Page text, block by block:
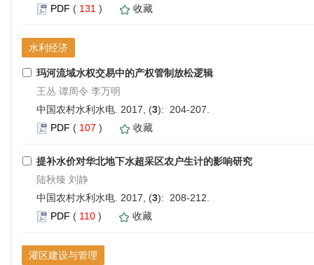
PDF ( 131 ) 收藏
水利经济
玛河流域水权交易中的产权管制放松逻辑
王丛 谭周令 李万明
中国农村水利水电. 2017, (3): 204-207.
PDF ( 107 ) 收藏
提补水价对华北地下水超采区农户生计的影响研究
陆秋臻 刘静
中国农村水利水电. 2017, (3): 208-212.
PDF ( 110 ) 收藏
灌区建设与管理